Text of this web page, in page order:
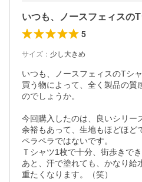
5
サイズ ： 少し大きめ
いつも、ノースフェィスのTシ
買う物によって、全く製品の質
のでしょうか。
今回購入したのは、良いシリー
余裕もあって、生地もほどほど
ペラペラではないです。
Ｔシャツ1枚で十分、街歩きでき
あと、汗で塗れても、かなり給
重たくなります。（笑）